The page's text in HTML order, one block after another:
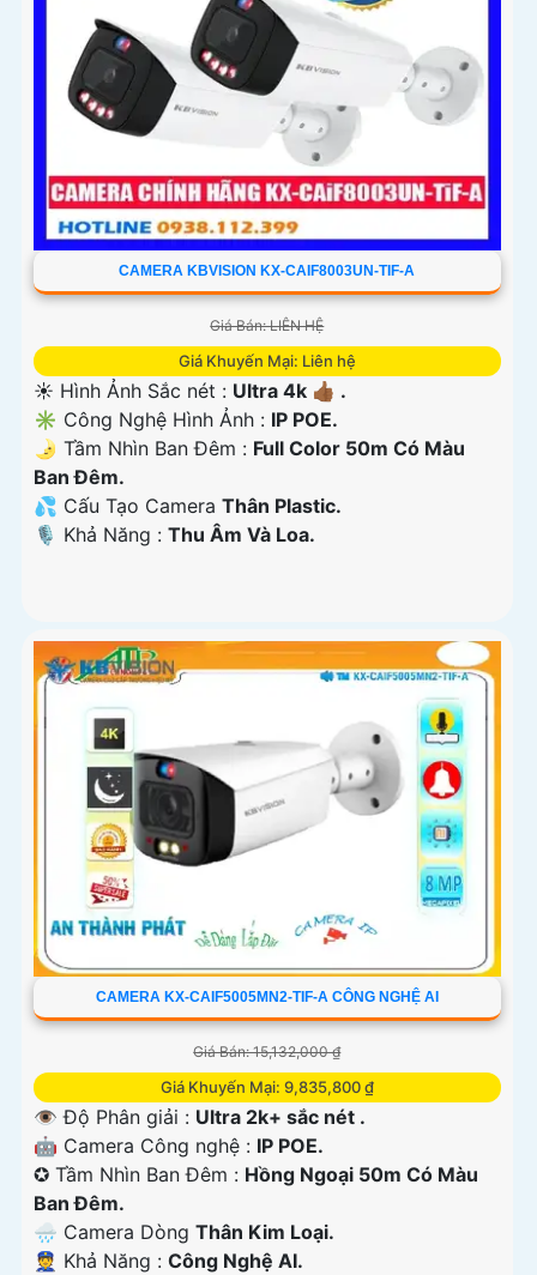
CAMERA KBVISION KX-CAIF8003UN-TIF-A
Giá Bán: LIÊN HỆ
Giá Khuyến Mại: Liên hệ
☀️ Hình Ảnh Sắc nét : Ultra 4k 👍🏾 .
✳️ Công Nghệ Hình Ảnh : IP POE.
🌛 Tầm Nhìn Ban Đêm : Full Color 50m Có Màu
Ban Ðêm.
💦 Cấu Tạo Camera Thân Plastic.
️🎙 Khả Năng : Thu Âm Và Loa.
CAMERA KX-CAIF5005MN2-TIF-A CÔNG NGHỆ AI
Giá Bán: 15,132,000 ₫
Giá Khuyến Mại: 9,835,800 ₫
👁 Độ Phân giải : Ultra 2k+ sắc nét .
🤖️ Camera Công nghệ : IP POE.
✪ Tầm Nhìn Ban Đêm : Hồng Ngoại 50m Có Màu
Ban Đêm.
🌧️ Camera Dòng Thân Kim Loại.
️👮 Khả Năng : Công Nghệ AI.